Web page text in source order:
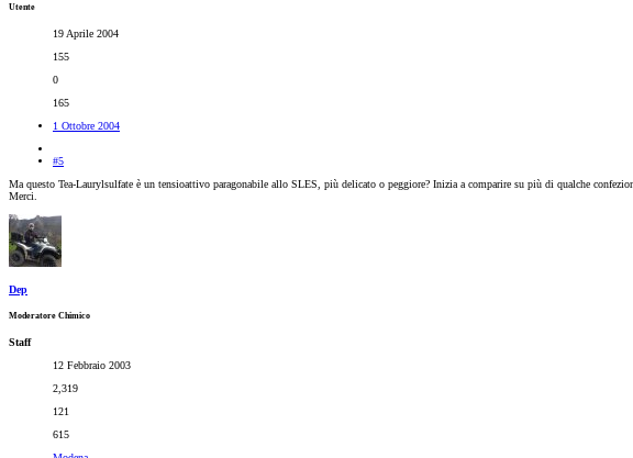
Utente
19 Aprile 2004
155
0
165
1 Ottobre 2004
#5
Ma questo Tea-Laurylsulfate è un tensioattivo paragonabile allo SLES, più delicato o peggiore? Inizia a comparire su più di qualche
Merci.
Dep
Moderatore Chimico
Staff
12 Febbraio 2003
2,319
121
615